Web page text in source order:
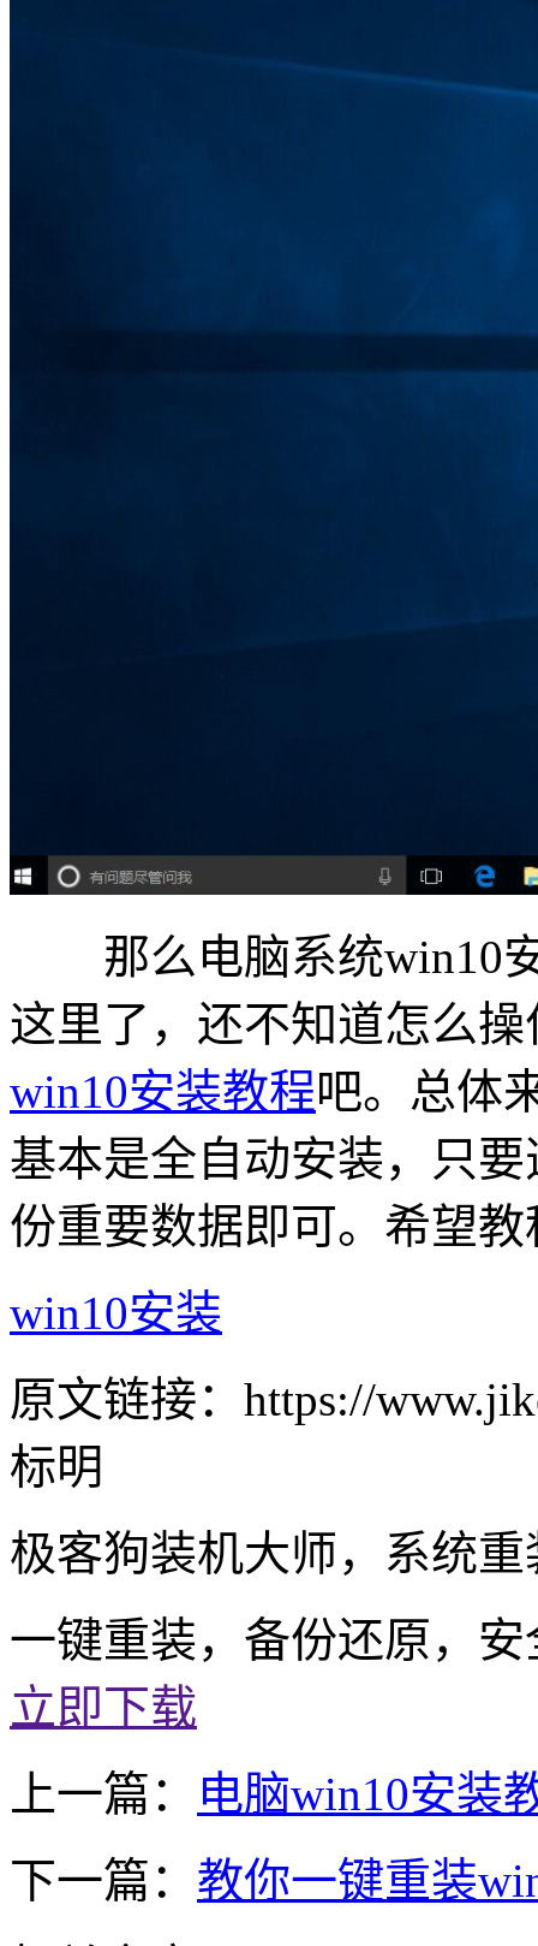
那么电脑系统win10安
这里了，还不知道怎么
win10安装教程吧。总体
基本是全自动安装，只
份重要数据即可。希望
win10安装
原文链接：https://
标明
极客狗装机大师，系统
一键重装，备份还原，
立即下载
上一篇：
电脑win10安装
下一篇： 教你一键重装